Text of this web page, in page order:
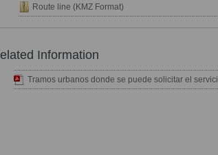
Route line (KMZ Format)
Information
Tramos urbanos donde se puede solicitar el